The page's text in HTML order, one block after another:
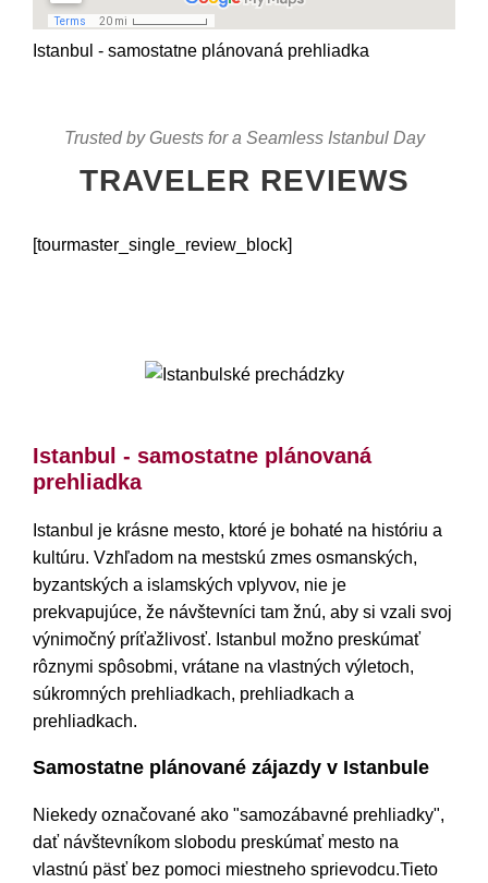
Istanbul - samostatne plánovaná prehliadka
Trusted by Guests for a Seamless Istanbul Day
TRAVELER REVIEWS
[tourmaster_single_review_block]
Istanbul - samostatne plánovaná
prehliadka
Istanbul je krásne mesto, ktoré je bohaté na históriu a
kultúru. Vzhľadom na mestskú zmes osmanských,
byzantských a islamských vplyvov, nie je
prekvapujúce, že návštevníci tam žnú, aby si vzali svoj
výnimočný príťažlivosť. Istanbul možno preskúmať
rôznymi spôsobmi, vrátane na vlastných výletoch,
súkromných prehliadkach, prehliadkach a
prehliadkach.
Samostatne plánované zájazdy v Istanbule
Niekedy označované ako "samozábavné prehliadky",
dať návštevníkom slobodu preskúmať mesto na
vlastnú päsť bez pomoci miestneho sprievodcu.Tieto